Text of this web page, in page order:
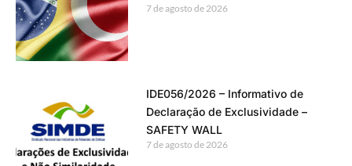
7 de agosto de 2026
IDE056/2026 – Informativo de
Declaração de Exclusividade –
SAFETY WALL
7 de agosto de 2026